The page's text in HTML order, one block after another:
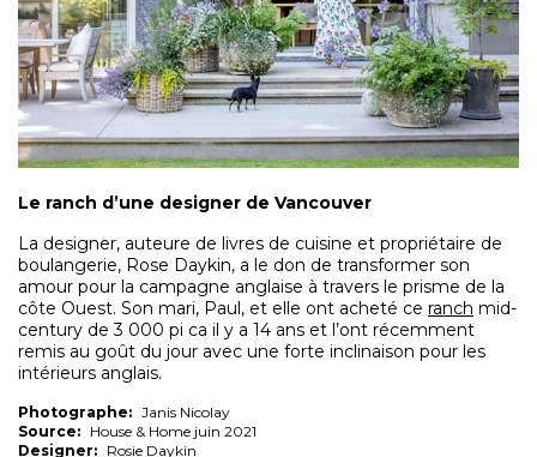
Le ranch d’une designer de Vancouver
La designer, auteure de livres de cuisine et propriétaire de
boulangerie, Rose Daykin, a le don de transformer son
amour pour la campagne anglaise à travers le prisme de la
côte Ouest. Son mari, Paul, et elle ont acheté ce ranch mid-
century de 3 000 pi ca il y a 14 ans et l’ont récemment
remis au goût du jour avec une forte inclinaison pour les
intérieurs anglais.
Photographe: Janis Nicolay
Source: House & Home juin 2021
Designer: Rosie Daykin